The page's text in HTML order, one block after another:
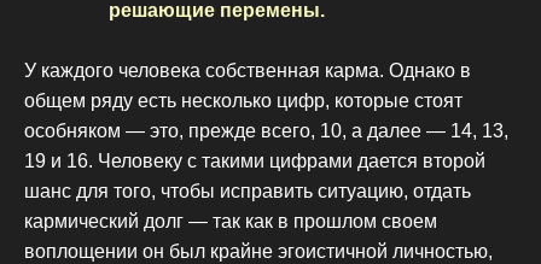
решающие перемены.
У каждого человека собственная карма. Однако в
общем ряду есть несколько цифр, которые стоят
особняком — это, прежде всего, 10, а далее — 14, 13,
19 и 16. Человеку с такими цифрами дается второй
шанс для того, чтобы исправить ситуацию, отдать
кармический долг — так как в прошлом своем
воплощении он был крайне эгоистичной личностью,